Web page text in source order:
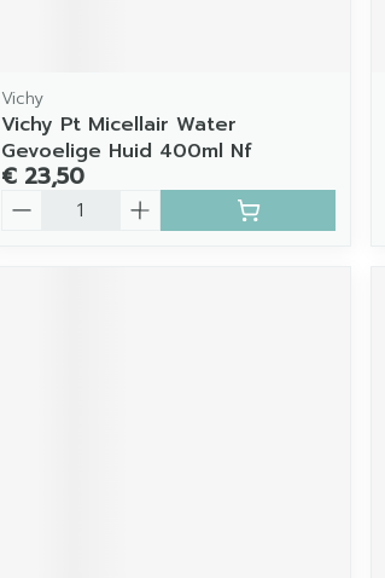
Vichy
Vichy Pt Micellair Water
Gevoelige Huid 400ml Nf
€ 23,50